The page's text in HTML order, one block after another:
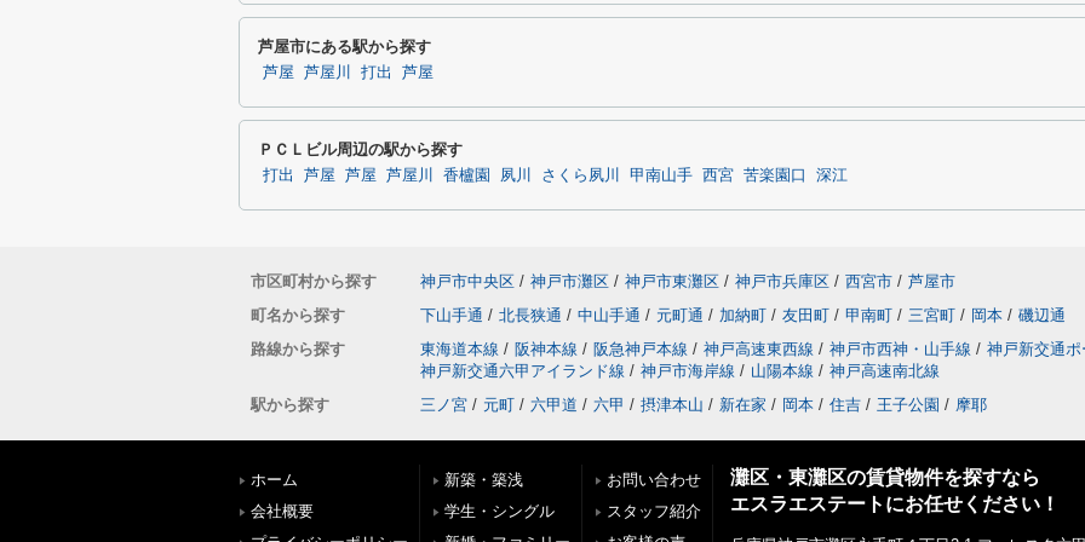
芦屋市にある駅から探す
芦屋 芦屋川 打出 芦屋
ＰＣＬビル周辺の駅から探す
打出 芦屋 芦屋 芦屋川 香櫨園 夙川 さくら夙川 甲南山手 西宮 苦楽園口 深江
市区町村から探す 神戸市中央区 / 神戸市灘区 / 神戸市東灘区 / 神戸市兵庫区 / 西宮市 / 芦屋市
町名から探す
下山手通 / 北長狭通 / 中山手通 / 元町通 / 加納町 / 友田町 / 甲南町 / 三宮町 / 岡本 / 磯辺通
路線から探す
東海道本線 / 阪神本線 / 阪急神戸本線 / 神戸高速東西線 / 神戸市西神・山手線 / 神戸新交通
神戸新交通六甲アイランド線 / 神戸市海岸線 / 山陽本線 / 神戸高速南北線
駅から探す
三ノ宮 / 元町 / 六甲道 / 六甲 / 摂津本山 / 新在家 / 岡本 / 住吉 / 王子公園 / 摩耶
ホーム
会社概要
新築・築浅
学生・シングル
お問い合わせ
スタッフ紹介
灘区・東灘区の賃貸物件を探すなら
エスラエステートにお任せください！